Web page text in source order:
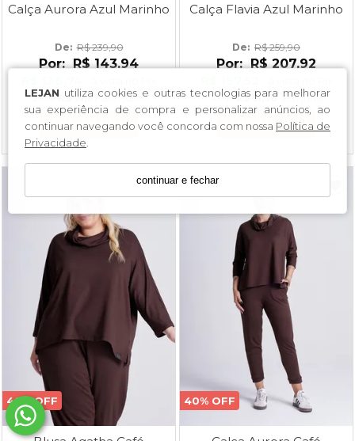
LEJAN utiliza cookies e outras tecnologias para melhorar
sua experiência de compra e personalizar anúncios, ao
continuar navegando você concorda com nossa Política de
Privacidade.
continuar e fechar
Calça Aurora Azul Marinho
De: R$ 239,90
Por: R$ 143,94
2xdeR$ 71,97sem juros
Mais detalhes
Calça Flavia Azul Marinho
De: R$ 259,90
Por: R$ 207,92
4xdeR$ 51,98sem juros
Mais detalhes
40% OFF 40% OFF